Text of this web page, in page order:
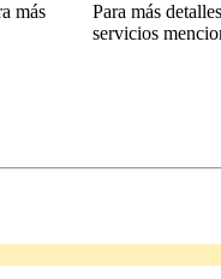
más
Para más
servicios